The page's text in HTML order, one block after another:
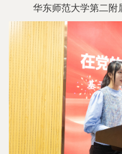
华东师范大学第二附